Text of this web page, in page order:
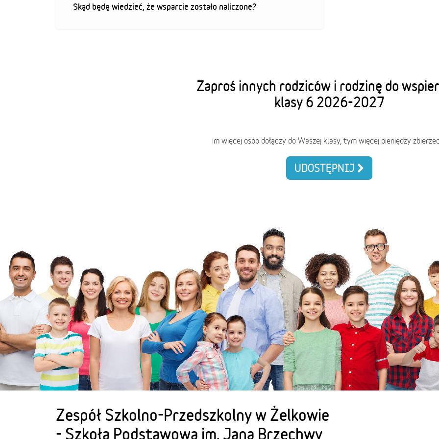
Skąd będę wiedzieć, że wsparcie zostało naliczone?
Zaproś innych rodziców i rodzinę do
klasy 6 2026-2027
im więcej osób dołączy do Waszej klasy, tym więcej pieniędzy
UDOSTĘPNIJ
Zespół Szkolno-Przedszkolny w Żelkowie
- Szkoła Podstawowa im. Jana Brzechwy